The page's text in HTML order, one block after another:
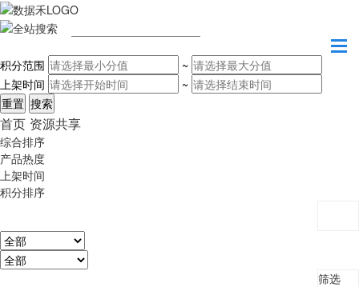
积分范围
~
上架时间
~
首页 资源共享
综合排序
产品热度
上架时间
积分排序
筛选